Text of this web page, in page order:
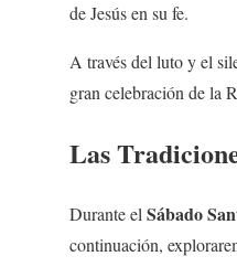
de Jesús en su fe.
A través del luto y el
gran celebración de la
Las
Durante elSábado
continuación,